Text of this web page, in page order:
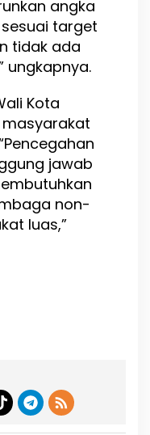
angka
target
tidak ada
ungkapnya.
Kota
jawab
non-
luas,”